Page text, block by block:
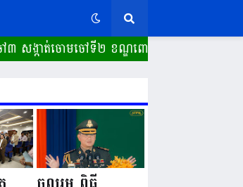
ាត់ចោមចៅទី២ ខណ្ឌពោធិ៍សែនជ័យ រាជធានីភ្នំ